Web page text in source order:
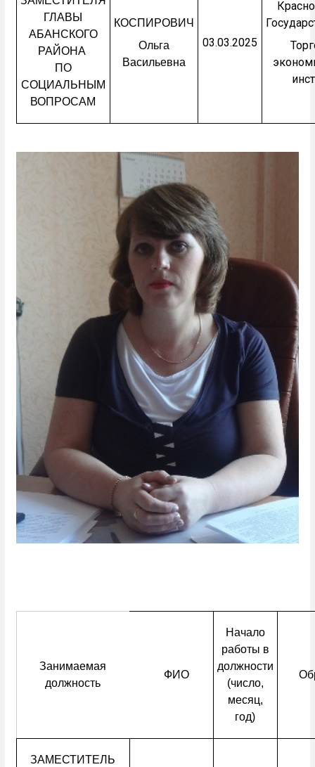
ГЛАВЫ
АБАНСКОГО
РАЙОНА
ПО
СОЦИАЛЬНЫМ
ВОПРОСАМ
КОСПИРОВИЧ
Ольга
Васильевна
03.03.2025
Занимаемая
должность
ФИО
Начало
работы в
должности
(число,
месяц,
год)
ЗАМЕСТИТЕЛЬ